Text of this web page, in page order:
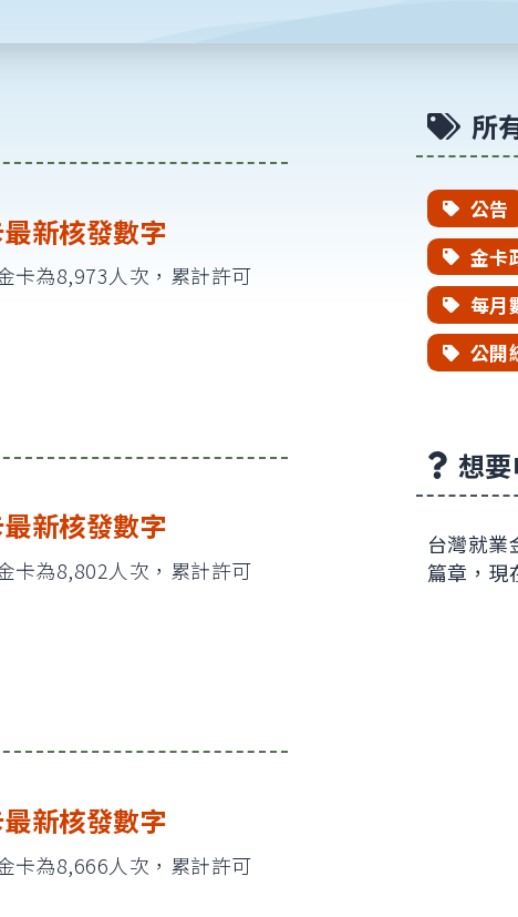
新核發數字
卡為8,973人次，累計許可
新核發數字
卡為8,802人次，累計許可
新核發數字
卡為8,666人次，累計許可
所
公告
金卡
每月
公開
想
台灣就業
篇章，現